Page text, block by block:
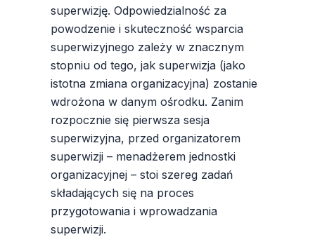
superwizję. Odpowiedzialność za
powodzenie i skuteczność wsparcia
superwizyjnego zależy w znacznym
stopniu od tego, jak superwizja (jako
istotna zmiana organizacyjna) zostanie
wdrożona w danym ośrodku. Zanim
rozpocznie się pierwsza sesja
superwizyjna, przed organizatorem
superwizji – menadżerem jednostki
organizacyjnej – stoi szereg zadań
składających się na proces
przygotowania i wprowadzania
superwizji.